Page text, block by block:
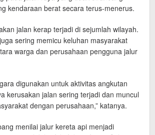
kendaraan berat secara terus-menerus.
jalan kerap terjadi di sejumlah wilayah.
sering memicu keluhan masyarakat
warga dan perusahaan pengguna jalur
digunakan untuk aktivitas angkutan
kerusakan jalan sering terjadi dan muncul
dengan perusahaan,” katanya.
menilai jalur kereta api menjadi